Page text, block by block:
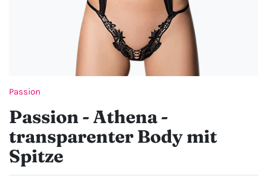
Passion
Passion - Athena -
transparenter Body mit
Spitze